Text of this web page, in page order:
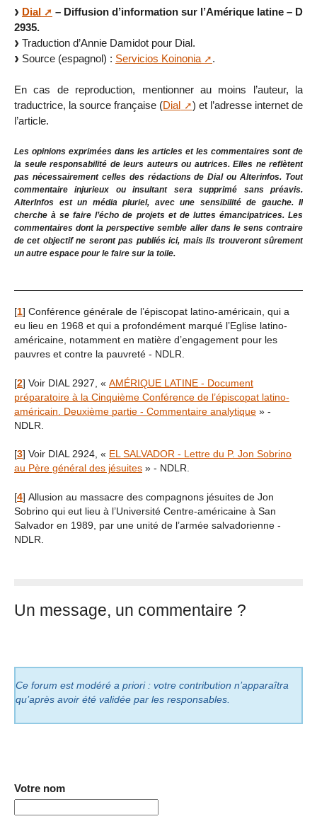
Dial
– Diffusion d’information sur l’Amérique latine – D
2935.
Traduction d’Annie Damidot pour Dial.
Source (espagnol) : Servicios Koinonia .
En cas de reproduction, mentionner au moins l’auteur, la
traductrice, la source française (Dial
) et l’adresse internet de
l’article.
Les opinions exprimées dans les articles et les commentaires sont de
la seule responsabilité de leurs auteurs ou autrices. Elles ne reflètent
pas nécessairement celles des rédactions de Dial ou Alterinfos. Tout
commentaire injurieux ou insultant sera supprimé sans préavis.
AlterInfos est un média pluriel, avec une sensibilité de gauche. Il
cherche à se faire l’écho de projets et de luttes émancipatrices. Les
commentaires dont la perspective semble aller dans le sens contraire
de cet objectif ne seront pas publiés ici, mais ils trouveront sûrement
un autre espace pour le faire sur la toile.
[1] Conférence générale de l’épiscopat latino-américain, qui a
eu lieu en 1968 et qui a profondément marqué l’Eglise latino-
américaine, notamment en matière d’engagement pour les
pauvres et contre la pauvreté - NDLR.
[2] Voir DIAL 2927, « AMÉRIQUE LATINE - Document
préparatoire à la Cinquième Conférence de l’épiscopat latino-
américain. Deuxième partie - Commentaire analytique » -
NDLR.
[3] Voir DIAL 2924, « EL SALVADOR - Lettre du P. Jon Sobrino
au Père général des jésuites » - NDLR.
[4] Allusion au massacre des compagnons jésuites de Jon
Sobrino qui eut lieu à l’Université Centre-américaine à San
Salvador en 1989, par une unité de l’armée salvadorienne -
NDLR.
Un message, un commentaire ?
Ce forum est modéré a priori : votre contribution n’apparaîtra
qu’après avoir été validée par les responsables.
Votre nom